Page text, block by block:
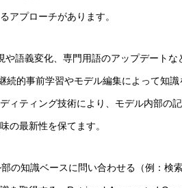
アプローチがあります。
や語義変化、専門用語のアップデート
続的事前学習やモデル編集によって知
ィティング技術により、モデル内部の
の最新性を保てます。
の知識ベースに問い合わせる（例：検